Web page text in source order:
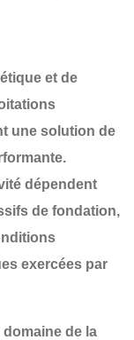
et de
une solution de
dépendent
de fondation,
exercées par
de la